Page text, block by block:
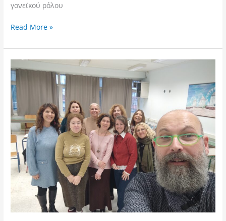
γονεϊκού ρόλου
Read More »
Σύμπραξη
Πρόληψης
στη
Μηχανιώνα
–
Κοινή
Επιμόρφωση
Εκπαιδευτικών
του
1ου
&
Γυμνασίου